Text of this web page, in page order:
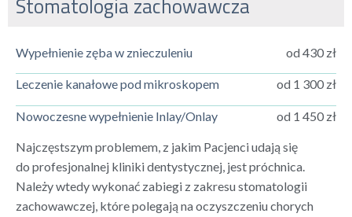
Stomatologia zachowawcza
Wypełnienie zęba w znieczuleniu od 430 zł
Leczenie kanałowe pod mikroskopem od 1 300 zł
Nowoczesne wypełnienie Inlay/Onlay od 1 450 zł
Najczęstszym problemem, z jakim Pacjenci udają się
do profesjonalnej kliniki dentystycznej, jest próchnica.
Należy wtedy wykonać zabiegi z zakresu stomatologii
zachowawczej, które polegają na oczyszczeniu chorych